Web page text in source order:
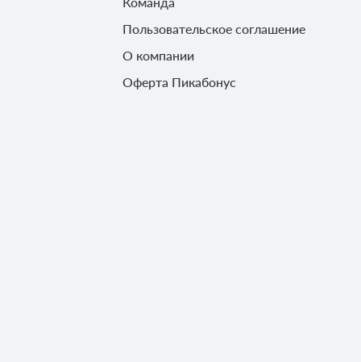
Пользовательское соглашение
О компании
Оферта Пикабонус